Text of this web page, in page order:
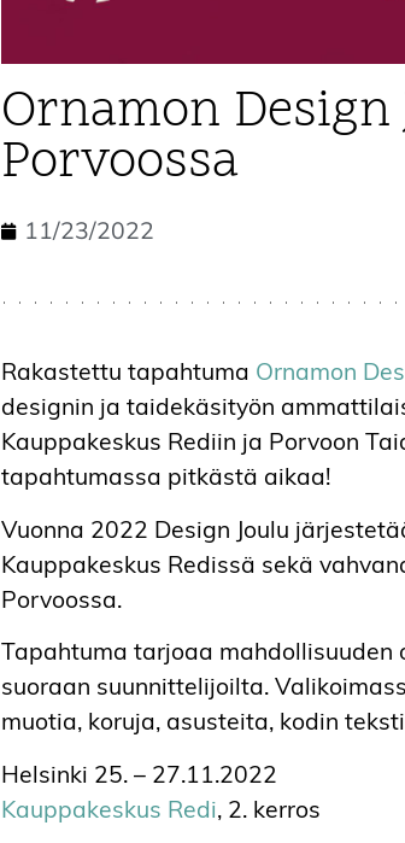
Ornamon
Porvoossa
11/23/2022
Rakastettu tapahtuma Ornamon
designin ja taidekäsityön
Kauppakeskus Rediin ja Porvoon
tapahtumassa pitkästä aikaa!
Vuonna 2022 Design Joulu
Kauppakeskus Redissä sekä
Porvoossa.
Tapahtuma tarjoaa
suoraan suunnittelijoilta.
muotia, koruja, asusteita, kodin
Helsinki 25. – 27.11.2022
Kauppakeskus Redi, 2. kerros